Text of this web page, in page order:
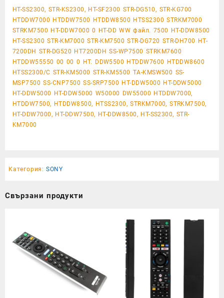
HT-SS2300, STR-KS2300, HT-SF2300 STR-DG510, STR-KG700
HTDDW7000 HTDDW7500 HTDDW8500 HTSS2300 STRKM7000
STRKM7500 HT-DDW7000 0 HT-DD WW файл. 7500 HT-DDW8500
HT-SS2300 STR-KM7000 STR-KM7500 STR-DG720 STR-DH700 HT-
7200DH STR-DG520 HT7200DH SS-WP7500 STRKM7600
HTDDW55550 00 00 0 HT. DDW5500 HTDDW7600 HTDDW8600
HTSS2300/C STR-KM5000 STR-KM5500 TA-KMSW500 SS-
MSP7500 SS-CNP7500 SS-SRP7500 HT-DDW5000 HT-DDW5000
HT-DDW5000 HT-DDW5000 W50000 DW55000 HTDDW7000,
HTDDW7500, HTDDW8500, HTSS2300, STRKM7000, STRKM7500,
HT-DDW7000, HT-DDW7500, HT-DDW8500, HT-SS2300, STR-
KM7000
Категория: SONY
Свързани продукти